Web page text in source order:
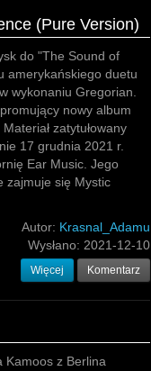
(Pure Version)
do "The Sound of
amerykańskiego duetu
wykonaniu Gregorian.
nowy album
zatytułowany
17 grudnia 2021 r.
Ear Music. Jego
zajmuje się Mystic
Autor: Krasnal_Adamu
Wysłano: 2021-12-10
Więcej Komentarz
Kamoos z Berlina